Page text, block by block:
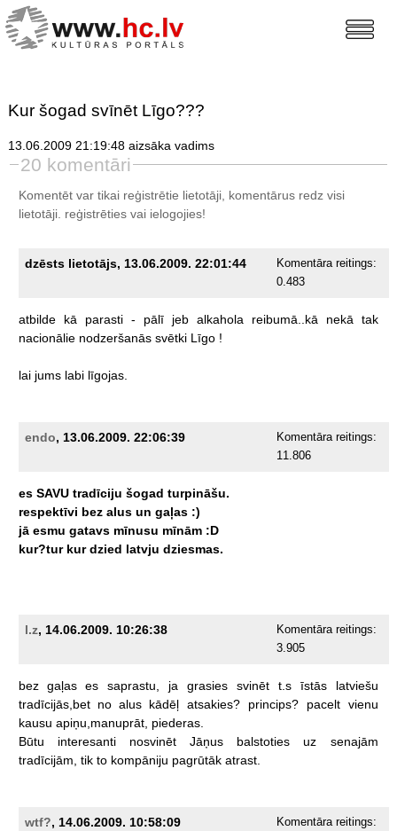
Kur šogad svīnēt Līgo???
13.06.2009 21:19:48 aizsāka vadims
20 komentāri
Komentēt var tikai reģistrētie lietotāji, komentārus redz visi
lietotāji. reģistrētiesvai ielogojies!
dzēsts lietotājs, 13.06.2009. 22:01:44
Komentāra reitings:
0.483
atbilde kā parasti - pālī jeb alkahola reibumā..kā nekā
tak
nacionālie nodzeršanās svētki Līgo !
lai jums labi līgojas.
endo, 13.06.2009. 22:06:39
Komentāra reitings:
11.806
es SAVU tradīciju šogad turpināšu.
respektīvi bez alus un gaļas :)
jā esmu gatavs mīnusu mīnām :D
kur?tur kur dzied latvju dziesmas.
l.z, 14.06.2009. 10:26:38
Komentāra reitings:
3.905
bez gaļas es saprastu, ja grasies svinēt t.s īstās
latviešu
tradīcijās,bet no alus kādēļ atsakies? princips? pacelt vienu
kausu apiņu,manuprāt, piederas.
Būtu
interesanti nosvinēt Jāņus balstoties uz
senajām
tradīcijām, tik to kompāniju pagrūtāk atrast.
wtf?, 14.06.2009. 10:58:09
Komentāra reitings: